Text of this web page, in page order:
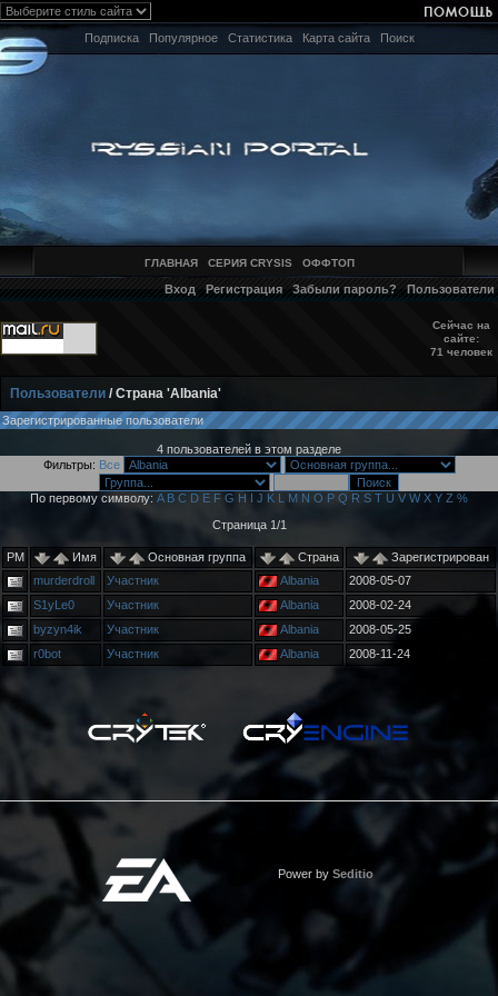
Подписка Популярное Статистика Карта сайта Поиск
ГЛАВНАЯ СЕРИЯ CRYSIS ОФФТОП
Вход Регистрация Забыли пароль? Пользователи
Сейчас на
сайте:
71 человек
Пользователи / Страна 'Albania'
Зарегистрированные пользователи
4 пользователей в этом разделе
Фильтры: Все
По первому символу: A B C D E F G H I J K L M N O P Q R S T U V W X Y Z %
Страница 1/1
PM Имя Основная группа Страна
Зарегистрирован
murderdroll
Участник Albania
2008-05-07
S1yLe0
Участник Albania
2008-02-24
byzyn4ik
Участник Albania
2008-05-25
r0bot
Участник Albania 2008-11-24
Power by Seditio